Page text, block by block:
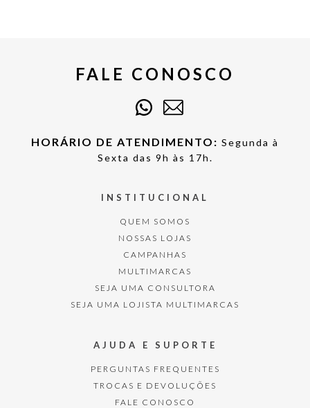
FALE CONOSCO
HORÁRIO DE ATENDIMENTO: Segunda à
Sexta das 9h às 17h.
INSTITUCIONAL
QUEM SOMOS
NOSSAS LOJAS
CAMPANHAS
MULTIMARCAS
SEJA UMA CONSULTORA
SEJA UMA LOJISTA MULTIMARCAS
AJUDA E SUPORTE
PERGUNTAS FREQUENTES
TROCAS E DEVOLUÇÕES
FALE CONOSCO